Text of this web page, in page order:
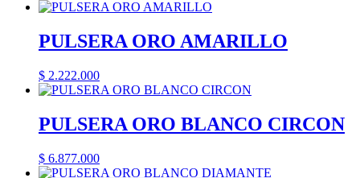
PULSERA ORO AMARILLO
$ 2.222.000
PULSERA ORO BLANCO CIRCON
$ 6.877.000